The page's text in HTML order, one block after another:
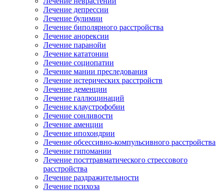
Лечение депрессии
Лечение булимии
Лечение биполярного расстройства
Лечение анорексии
Лечение паранойи
Лечение кататонии
Лечение социопатии
Лечение мании преследования
Лечение истерических расстройств
Лечение деменции
Лечение галлюцинаций
Лечение клаустрофобии
Лечение сонливости
Лечение аменции
Лечение ипохондрии
Лечение обсессивно-компульсивного расстройства
Лечение гипомании
Лечение посттравматического стрессового
расстройства
Лечение раздражительности
Лечение психоза